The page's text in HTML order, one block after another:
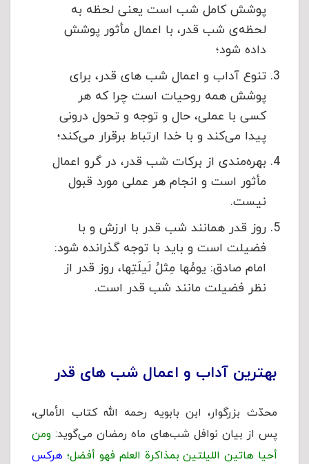
پوشش کامل شب است یعنی لحظه به
لحظه‌ی شب قدر، با اعمال مأثور پوشش
داده شود؛
تنوع آداب و اعمال شب های قدر، ‌برای
‌پوشش ‌همه ‌روحیات است چرا که ‌هر
کسی ‌با ‌عملی، ‌حال ‌و توجه ‌و تحول درونی
پیدا می‌کند و با خدا ارتباط برقرار می‌کند؛
بهره‌مندی از برکات شب قدر، در گرو اعمال
مأثور است و انجام هر عملی مورد قبول
نیست.
روز قدر همانند شب قدر با ارزش و با
فضیلت است و باید با توجه گذرانده شود:
امام صادق: یومُها مِثلُ لَیلَتِها، روز قدر از
نظر فضیلت مانند شب قدر است.
بهترین آداب و اعمال شب های قدر
محدّث بزرگوار، ابن بابویه رحمه الله کتاب الأمالى،
پس از بیان نوافل شب‌هاى ماه رمضان مى‌گوید:ومن
أحیا هاتین اللیلتین بمذاکرة العلم فهو أفضل؛ هرکس